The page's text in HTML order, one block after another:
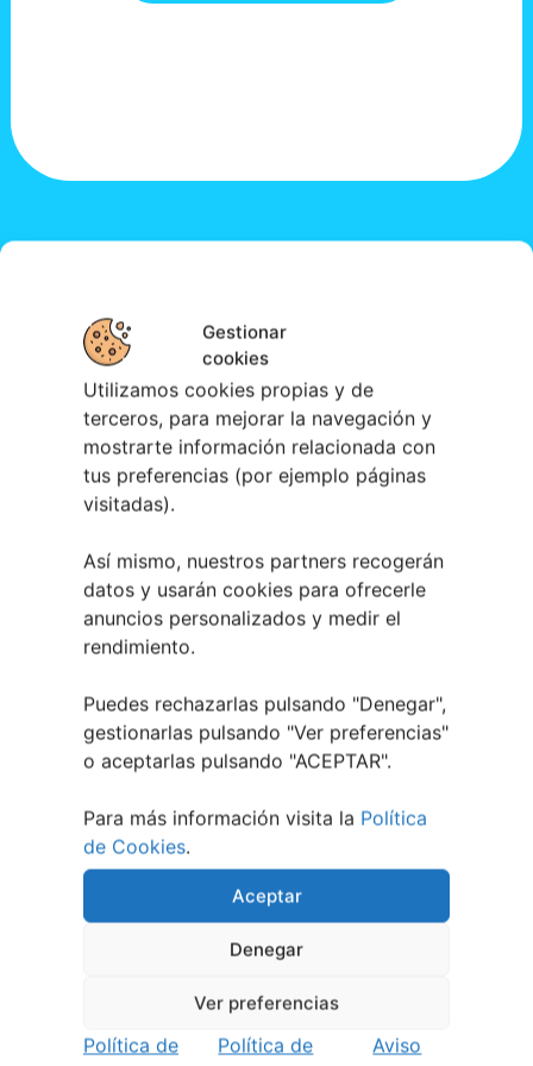
Gestionar
cookies
Utilizamos cookies propias y de
terceros, para mejorar la navegación y
mostrarte información relacionada con
tus preferencias (por ejemplo páginas
visitadas).
Así mismo, nuestros partners recogerán
datos y usarán cookies para ofrecerle
anuncios personalizados y medir el
rendimiento.
Puedes rechazarlas pulsando "Denegar",
gestionarlas pulsando "Ver preferencias"
o aceptarlas pulsando "ACEPTAR".
Para más información visita la Política
de Cookies.
Aceptar
Denegar
Ver preferencias
Política de
Política de
Aviso